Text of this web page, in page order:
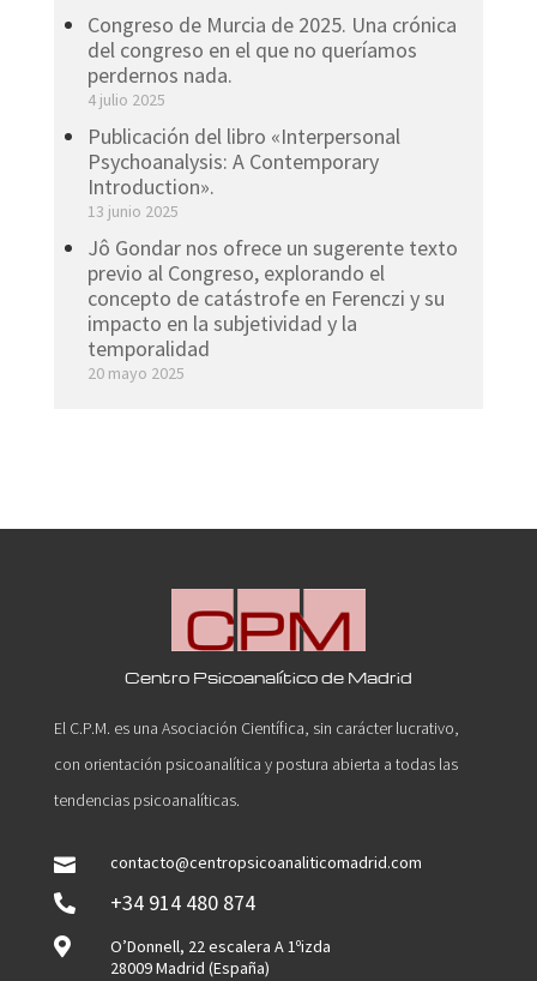
Congreso de Murcia de 2025. Una crónica
del congreso en el que no queríamos
perdernos nada.
4 julio 2025
Publicación del libro «Interpersonal
Psychoanalysis: A Contemporary
Introduction».
13 junio 2025
Jô Gondar nos ofrece un sugerente texto
previo al Congreso, explorando el
concepto de catástrofe en Ferenczi y su
impacto en la subjetividad y la
temporalidad
20 mayo 2025
Centro Psicoanalítico de Madrid
El C.P.M. es una Asociación Científica, sin carácter lucrativo,
con orientación psicoanalítica y postura abierta a todas las
tendencias psicoanalíticas.

contacto@centropsicoanaliticomadrid.com

+34 914 480 874

O’Donnell, 22 escalera A 1ºizda
28009 Madrid (España)